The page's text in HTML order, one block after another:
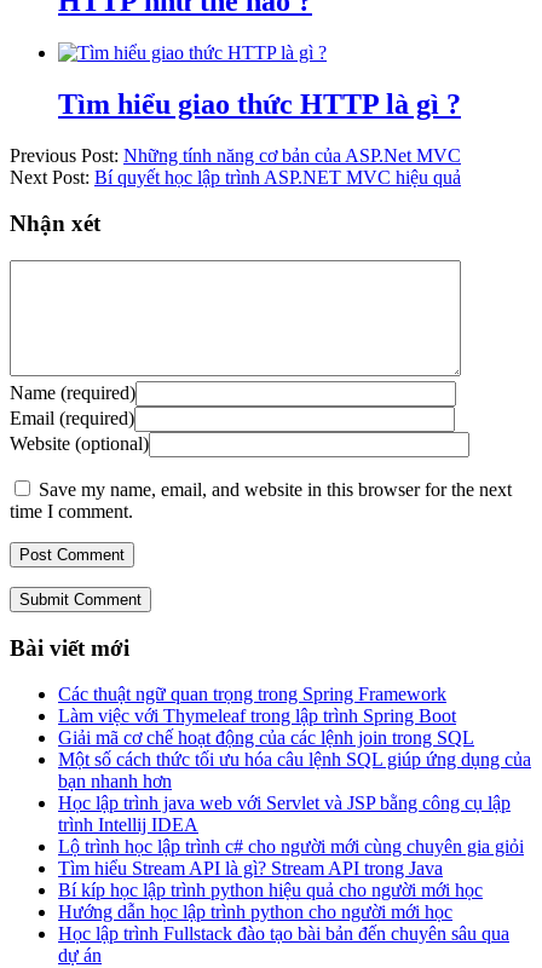
Tìm hiểu giao thức HTTP là gì ?
Previous Post: Những tính năng cơ bản của ASP.Net MVC
Next Post: Bí quyết học lập trình ASP.NET MVC hiệu quả
Nhận xét
Name (required)
Email (required)
Website (optional)
Save my name, email, and website in this browser for the next
time I comment.
Submit Comment
Bài viết mới
Các thuật ngữ quan trọng trong Spring Framework
Làm việc với Thymeleaf trong lập trình Spring Boot
Giải mã cơ chế hoạt động của các lệnh join trong SQL
Một số cách thức tối ưu hóa câu lệnh SQL giúp ứng dụng của
bạn nhanh hơn
Học lập trình java web với Servlet và JSP bằng công cụ lập
trình Intellij IDEA
Lộ trình học lập trình c# cho người mới cùng chuyên gia giỏi
Tìm hiểu Stream API là gì? Stream API trong Java
Bí kíp học lập trình python hiệu quả cho người mới học
Hướng dẫn học lập trình python cho người mới học
Học lập trình Fullstack đào tạo bài bản đến chuyên sâu qua
dự án